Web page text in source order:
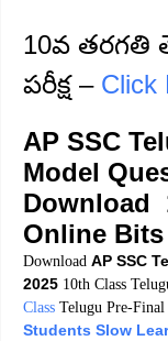
10వ తరగతి
పరీక్ష – Click
AP SSC
Model
Download
Online
Download AP SSC
2025 10th Class
Class Telugu Pre-Final
Students Slow